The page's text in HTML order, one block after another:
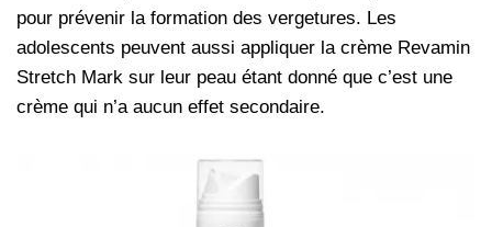
pour prévenir la formation des vergetures. Les
adolescents peuvent aussi appliquer la crème Revamin
Stretch Mark sur leur peau étant donné que c’est une
crème qui n’a aucun effet secondaire.